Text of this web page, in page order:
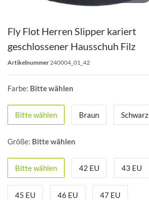
Fly Flot Herren Slipper kariert
geschlossener Hausschuh Filz
Artikelnummer 240004_01_42
Farbe: Bitte wählen
Bitte wählen Braun Schwarz
Größe: Bitte wählen
Bitte wählen 42 EU 43 EU
45 EU 46 EU 47 EU